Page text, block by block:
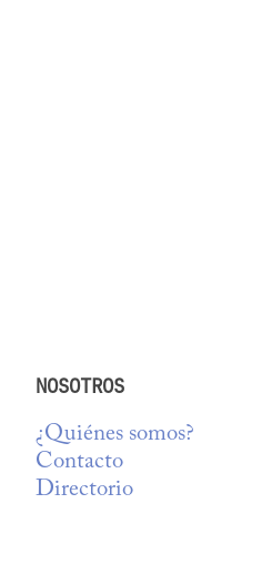
NOSOTROS
¿Quiénes somos?
Contacto
Directorio